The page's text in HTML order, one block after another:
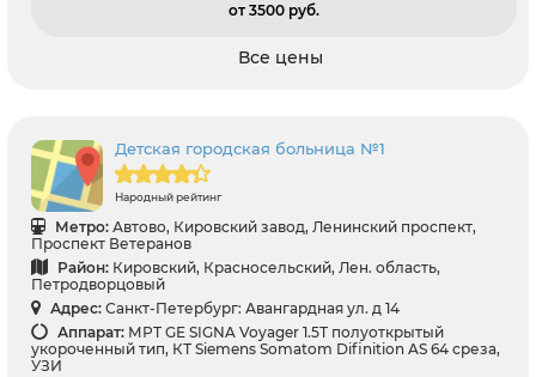
от 3500 pуб.
Все цены
Детская городская больница №1
Народный рейтинг
Метро: Автово, Кировский завод, Ленинский проспект,
Проспект Ветеранов
Район: Кировский, Красносельский, Лен. область,
Петродворцовый
Адрес: Санкт-Петербург: Авангардная ул. д 14
Аппарат: МРТ GЕ SIGNA Voyager 1.5Т полуоткрытый
укороченный тип, КТ Siemens Somatom Difinition AS 64 среза,
УЗИ